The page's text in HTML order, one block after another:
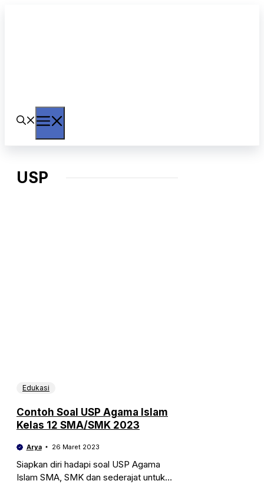
USP
Edukasi
Contoh Soal USP Agama Islam
Kelas 12 SMA/SMK 2023
Arya 26 Maret 2023
Siapkan diri hadapi soal USP Agama
Islam SMA, SMK dan sederajat untuk